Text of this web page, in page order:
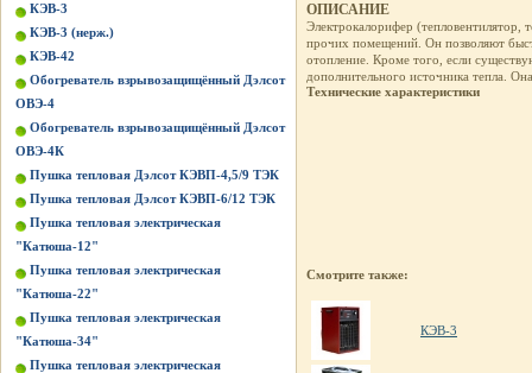
КЭВ-3
КЭВ-3 (нерж.)
КЭВ-42
Обогреватель взрывозащищённый Дэлсот
ОВЭ-4
Обогреватель взрывозащищённый Дэлсот
ОВЭ-4К
Пушка тепловая Дэлсот КЭВП-4,5/9 ТЭК
Пушка тепловая Дэлсот КЭВП-6/12 ТЭК
Пушка тепловая электрическая
"Катюша-12"
Пушка тепловая электрическая
"Катюша-22"
Пушка тепловая электрическая
"Катюша-34"
Пушка тепловая электрическая
ОПИСАНИЕ
Электрокалорифер (тепловентилятор,
прочих помещений. Он позволяют
отопление. Кроме того, если
дополнительного источника тепла.
Технические характеристики
Смотрите также:
КЭВ-3